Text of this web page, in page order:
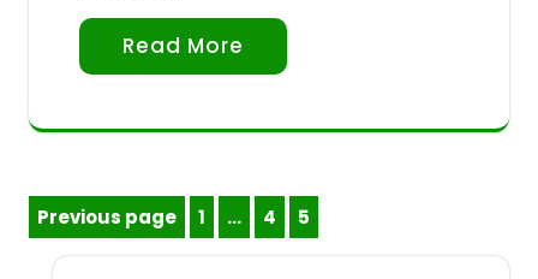
Read More
Posts
pagination
Previous page Page
1 … Page
4 5